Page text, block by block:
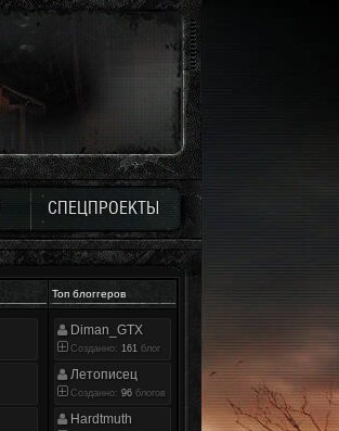
СПЕЦПРОЕКТЫ
Топ блоггеров
Diman_GTX
Созданно: 161 блог
Летописец
Созданно: 96 блогов
Hardtmuth